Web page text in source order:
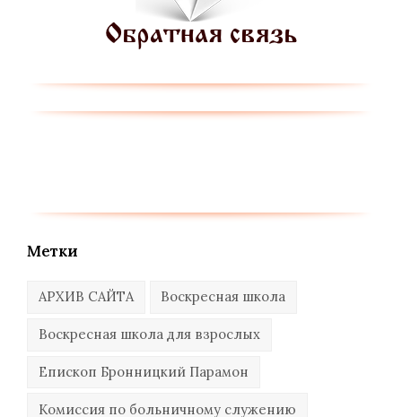
Метки
АРХИВ САЙТА Воскресная школа
Воскресная школа для взрослых
Епископ Бронницкий Парамон
Комиссия по больничному служению